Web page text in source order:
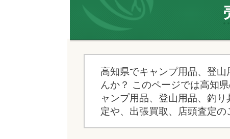
高知県でキャンプ用品、登
んか？ このページでは高知
ャンプ用品、登山用品、釣
定や、出張買取、店頭査定の